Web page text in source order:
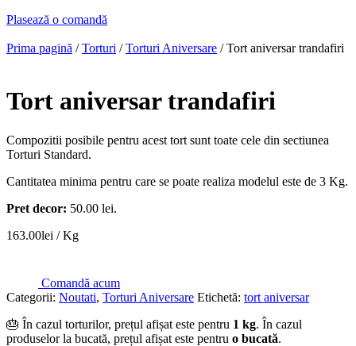
Plasează o comandă
Prima pagină /Torturi /Torturi Aniversare / Tort aniversar trandafiri
Tort aniversar trandafiri
Compozitii posibile pentru acest tort sunt toate cele din sectiunea
Torturi Standard.
Cantitatea minima pentru care se poate realiza modelul este de 3 Kg.
Pret decor: 50.00 lei.
163.00lei / Kg
Comandă acum
Categorii: Noutati, Torturi Aniversare Etichetă: tort aniversar
🎂 În cazul torturilor, prețul afișat este pentru 1 kg. În cazul
produselor la bucată, prețul afișat este pentru o bucată.